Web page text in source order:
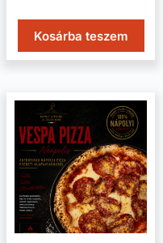
Kosárba teszem